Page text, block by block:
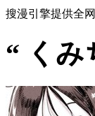
搜漫引擎提供全
“ くみ